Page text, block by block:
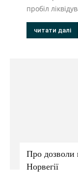
пробіл
читати далі
Про дозволи
Норвегії